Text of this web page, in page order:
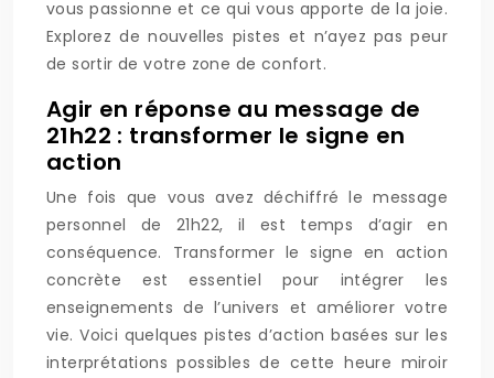
vous passionne et ce qui vous apporte de la joie.
Explorez de nouvelles pistes et n’ayez pas peur
de sortir de votre zone de confort.
Agir en réponse au message de
21h22 : transformer le signe en
action
Une fois que vous avez déchiffré le message
personnel de 21h22, il est temps d’agir en
conséquence. Transformer le signe en action
concrète est essentiel pour intégrer les
enseignements de l’univers et améliorer votre
vie. Voici quelques pistes d’action basées sur les
interprétations possibles de cette heure miroir